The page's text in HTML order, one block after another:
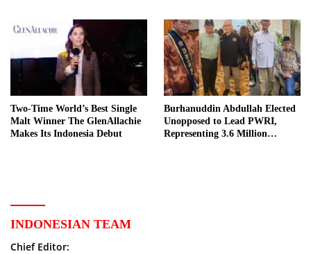
Two-Time World’s Best Single
Malt Winner The GlenAllachie
Makes Its Indonesia Debut
Burhanuddin Abdullah Elected
Unopposed to Lead PWRI,
Representing 3.6 Million
INDONESIAN TEAM
Chief Editor: